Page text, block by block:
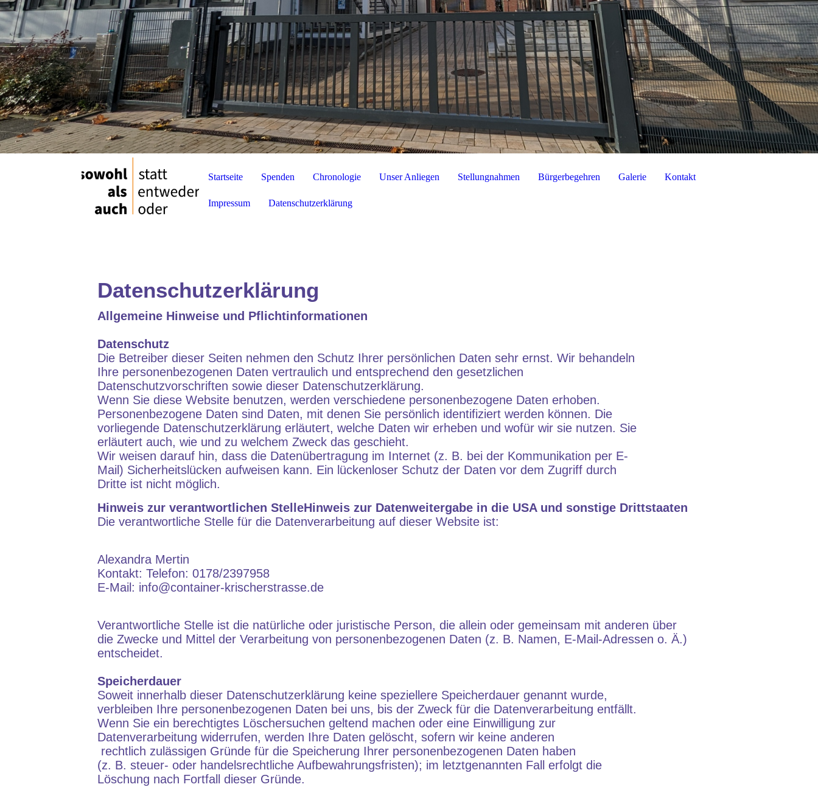
Startseite Spenden Chronologie Unser Anliegen Stellungnahmen Bürgerbegehren Galerie Kontakt
Impressum Datenschutzerklärung
Datenschutzerklärung
Allgemeine Hinweise und Pflichtinformationen
Datenschutz
Die Betreiber dieser Seiten nehmen den Schutz Ihrer persönlichen Daten sehr ernst. Wir behandeln
Ihre personenbezogenen Daten vertraulich und entsprechend den gesetzlichen
Datenschutzvorschriften sowie dieser Datenschutzerklärung.
Wenn Sie diese Website benutzen, werden verschiedene personenbezogene Daten erhoben.
Personenbezogene Daten sind Daten, mit denen Sie persönlich identifiziert werden können. Die
vorliegende Datenschutzerklärung erläutert, welche Daten wir erheben und wofür wir sie nutzen. Sie
erläutert auch, wie und zu welchem Zweck das geschieht.
Wir weisen darauf hin, dass die Datenübertragung im Internet (z. B. bei der Kommunikation per E-
Mail) Sicherheitslücken aufweisen kann. Ein lückenloser Schutz der Daten vor dem Zugriff durch
Dritte ist nicht möglich.
Hinweis zur verantwortlichen StelleHinweis zur Datenweitergabe in die USA und sonstige Drittstaaten
Die verantwortliche Stelle für die Datenverarbeitung auf dieser Website ist:
Alexandra Mertin
Kontakt: Telefon: 0178/2397958
E-Mail: info@container-krischerstrasse.de
Verantwortliche Stelle ist die natürliche oder juristische Person, die allein oder gemeinsam mit anderen über
die Zwecke und Mittel der Verarbeitung von personenbezogenen Daten (z. B. Namen, E-Mail-Adressen o. Ä.)
entscheidet.
Speicherdauer
Soweit innerhalb dieser Datenschutzerklärung keine speziellere Speicherdauer genannt wurde,
verbleiben Ihre personenbezogenen Daten bei uns, bis der Zweck für die Datenverarbeitung entfällt.
Wenn Sie ein berechtigtes Löschersuchen geltend machen oder eine Einwilligung zur
Datenverarbeitung widerrufen, werden Ihre Daten gelöscht, sofern wir keine anderen
rechtlich zulässigen Gründe für die Speicherung Ihrer personenbezogenen Daten haben
(z. B. steuer- oder handelsrechtliche Aufbewahrungsfristen); im letztgenannten Fall erfolgt die
Löschung nach Fortfall dieser Gründe.